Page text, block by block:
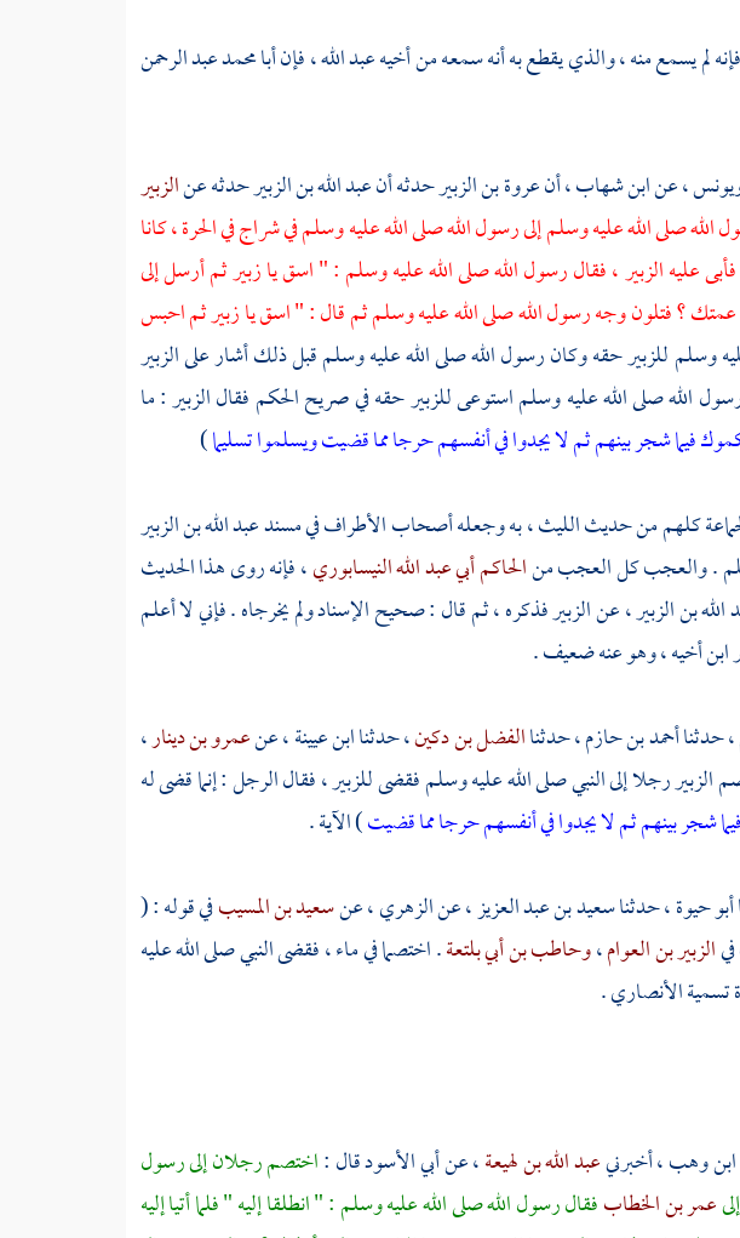
فإنه لم يسمع منه ، والذي يقطع به أنه سمعه من أخيهعبد الله ،فإنأبا محمد عبد الرحمن
، عنابن شهاب، أنعروة بن الزبيرحدثه أنعبد الله بن الزبيرحدثه عنالزبير
الله صلى الله عليه وسلم إلى رسول الله صلى الله عليه وسلم في شراج فيالحرة ،كانا
عليهالزبير ،فقال رسول الله صلى الله عليه وسلم : " اسق يازبيرثم أرسل إلى
؟ فتلون وجه رسول الله صلى الله عليه وسلم ثم قال : " اسق يازبيرثم احبس
وسلمللزبيرحقه وكان رسول الله صلى الله عليه وسلم قبل ذلك أشار علىالزبير
الله صلى الله عليه وسلم استوعىللزبيرحقه في صريح الحكم فقالالزبير: ما
فيما شجر بينهم ثم لا يجدوا في أنفسهم حرجا مما قضيت ويسلموا تسليما)
كلهم من حديثالليث ،به وجعله أصحاب الأطراف في مسندعبد الله بن الزبير
. والعجب كل العجب منالحاكم أبي عبد الله النيسابوري، فإنه روى هذا الحديث
الله بن الزبير، عنالزبيرفذكره ، ثم قال : صحيح الإسناد ولم يخرجاه . فإني لا أعلم
ابن أخيه ، وهو عنه ضعيف .
، حدثناأحمد بن حازم، حدثناالفضل بن دكين، حدثناابن عيينة، عنعمرو بن دينار،
الزبيررجلا إلى النبي صلى الله عليه وسلم فقضىللزبير ،فقال الرجل : إنما قضى له
شجر بينهم ثم لا يجدوا في أنفسهم حرجا مما قضيت) الآية .
أبو حيوة، حدثناسعيد بن عبد العزيز، عنالزهري ،عنسعيد بن المسيبفي قوله : (
الزبير بن العوام،وحاطب بن أبي بلتعة. اختصما في ماء ، فقضى النبي صلى الله عليه
الأنصاري .
ابن وهب، أخبرنيعبد الله بن لهيعة، عنأبي الأسودقال :اختصم رجلان إلى رسول
عمر بن الخطابفقال رسول الله صلى الله عليه وسلم : " انطلقا إليه " فلما أتيا إليه